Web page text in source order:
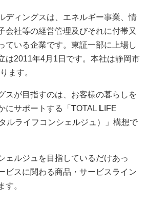
ディングスは、エネルギー事業、情
会社等の経営管理及びそれに付帯又
ている企業です。東証一部に上場し
は2011年4月1日です。本社は静岡市
ます。
スが目指すのは、お客様の暮らしを
にサポートする「 TOTAL L IFE
ルライフコンシェルジュ）」構想で
ェルジュを目指しているだけあっ
ビスに関わる商品・サービスライン
す。